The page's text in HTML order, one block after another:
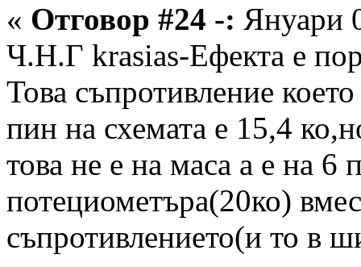
« Отговор #24 -: Януари
Ч.Н.Г krasias-Ефекта е
Това съпротивление
пин на схемата е 15,4
това не е на маса а е на 6
потециометъра(20ко)
съпротивлението(и то в